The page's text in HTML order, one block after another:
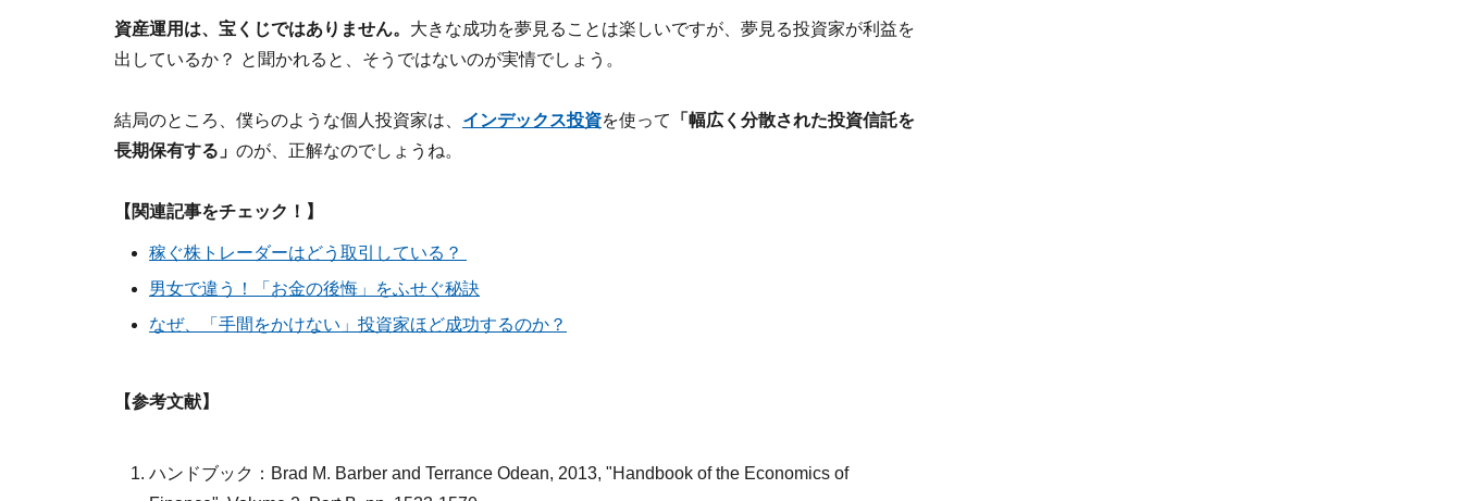
資産運用は、宝くじではありません。 大きな成功を夢見ることは楽しいですが、夢見る投資家が利益を
出しているか？ と聞かれると、そうではないのが実情でしょう。
結局のところ、僕らのような個人投資家は、 インデックス投資を使って
「幅広く分散された投資信託を
長期保有する」 のが、正解なのでしょうね。
【関連記事をチェック！】
稼ぐ株トレーダーはどう取引している？
男女で違う！「お金の後悔」をふせぐ秘訣
なぜ、「手間をかけない」投資家ほど成功するのか？
【参考文献】
ハンドブック：Brad M. Barber and Terrance Odean, 2013, "Handbook of the Economics of